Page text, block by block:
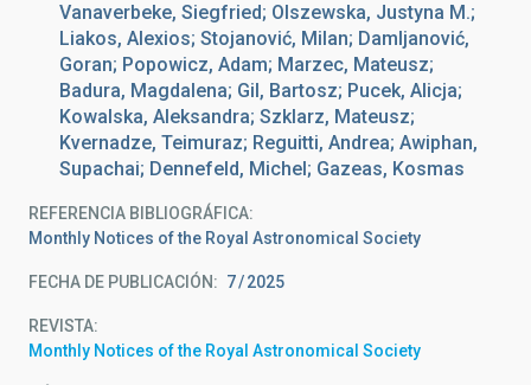
Vanaverbeke, Siegfried; Olszewska, Justyna M.;
Liakos, Alexios; Stojanović, Milan; Damljanović,
Goran; Popowicz, Adam; Marzec, Mateusz;
Badura, Magdalena; Gil, Bartosz; Pucek, Alicja;
Kowalska, Aleksandra; Szklarz, Mateusz;
Kvernadze, Teimuraz; Reguitti, Andrea; Awiphan,
Supachai; Dennefeld, Michel; Gazeas, Kosmas
REFERENCIA BIBLIOGRÁFICA
Monthly Notices of the Royal Astronomical Society
FECHA DE PUBLICACIÓN: 7 2025
REVISTA
Monthly Notices of the Royal Astronomical Society